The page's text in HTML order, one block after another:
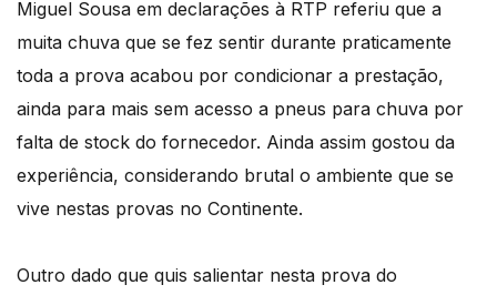
Miguel Sousa em declarações à RTP referiu que a
muita chuva que se fez sentir durante praticamente
toda a prova acabou por condicionar a prestação,
ainda para mais sem acesso a pneus para chuva por
falta de stock do fornecedor. Ainda assim gostou da
experiência, considerando brutal o ambiente que se
vive nestas provas no Continente.
Outro dado que quis salientar nesta prova do